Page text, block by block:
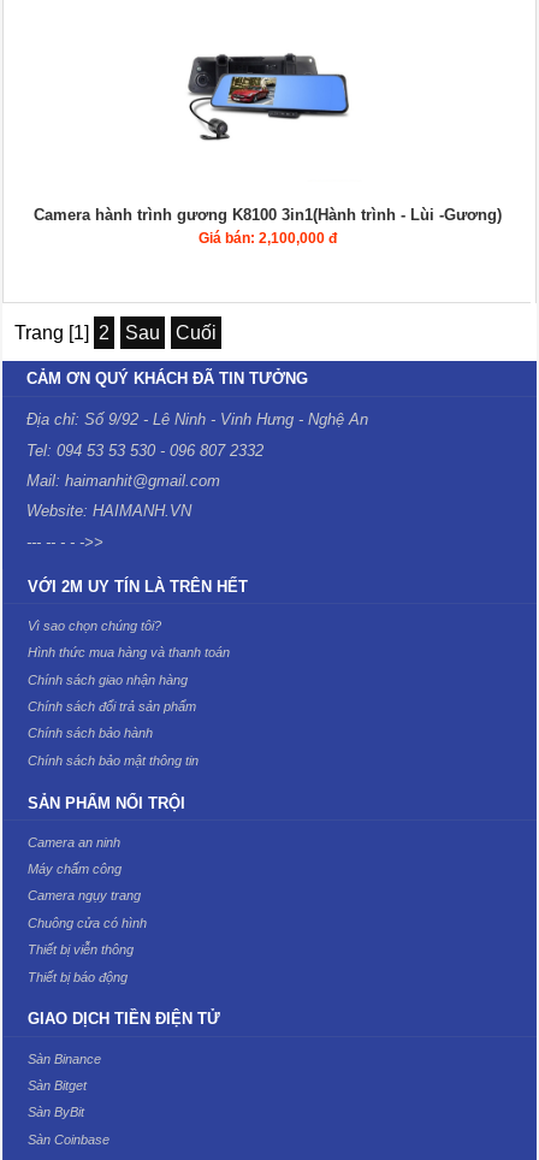
Camera hành trình gương K8100 3in1(Hành trình - Lùi -Gương)
Giá bán: 2,100,000 đ
Trang [1] 2 Sau Cuối
CẢM ƠN QUÝ KHÁCH ĐÃ TIN TƯỞNG
Địa chỉ: Số 9/92 - Lê Ninh - Vinh Hưng - Nghệ An
Tel: 094 53 53 530 - 096 807 2332
Mail: haimanhit@gmail.com
Website: HAIMANH.VN
--- -- - - ->>
VỚI 2M UY TÍN LÀ TRÊN HẾT
Vì sao chọn chúng tôi?
Hình thức mua hàng và thanh toán
Chính sách giao nhận hàng
Chính sách đổi trả sản phẩm
Chính sách bảo hành
Chính sách bảo mật thông tin
SẢN PHẨM NỔI TRỘI
Camera an ninh
Máy chấm công
Camera ngụy trang
Chuông cửa có hình
Thiết bị viễn thông
Thiết bị báo động
GIAO DỊCH TIỀN ĐIỆN TỬ
Sàn Binance
Sàn Bitget
Sàn ByBit
Sàn Coinbase